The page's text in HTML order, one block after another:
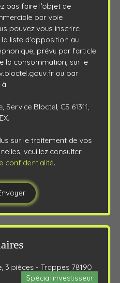
pas faire l'objet de
par voie
pouvez vous inscrire
liste d'opposition au
prévu par l'article
la consommation, sur le
ou par
:
Bloctel, CS 61311,
sur le traitement de vos
veuillez consulter
confidentialité.
Spécial investisseur